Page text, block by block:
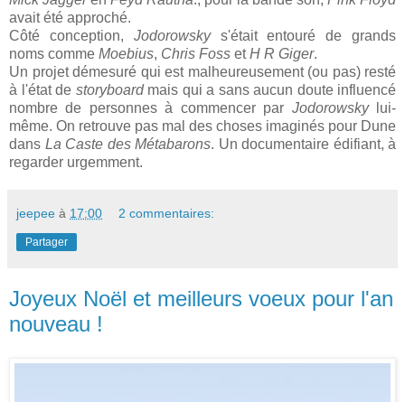
avait été approché.
Côté conception, Jodorowsky s'était entouré de grands
noms comme Moebius, Chris Foss etH R Giger.
Un projet démesuré qui est malheureusement (ou pas) resté
à l'état de storyboard mais qui a sans aucun doute influencé
nombre de personnes à commencer par Jodorowsky
lui-
même. On retrouve pas mal des choses imaginés pour Dune
dans La Caste des Métabarons. Un documentaire édifiant, à
regarder urgemment.
jeepee à 17:00 2 commentaires:
Partager
Joyeux Noël et meilleurs voeux pour l'an
nouveau !